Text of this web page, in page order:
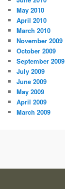
May 2010
April 2010
March 2010
November 2009
October 2009
September 2009
July 2009
June 2009
May 2009
April 2009
March 2009